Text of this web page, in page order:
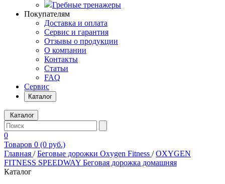
Гребные тренажеры
Покупателям
Доставка и оплата
Сервис и гарантия
Отзывы о продукции
О компании
Контакты
Статьи
FAQ
Сервис
Каталог
Каталог
0
Товаров 0 (0 руб.)
Главная /Беговые дорожки Oxygen Fitness /OXYGEN
FITNESS SPEEDWAY Беговая дорожка домашняя
Каталог